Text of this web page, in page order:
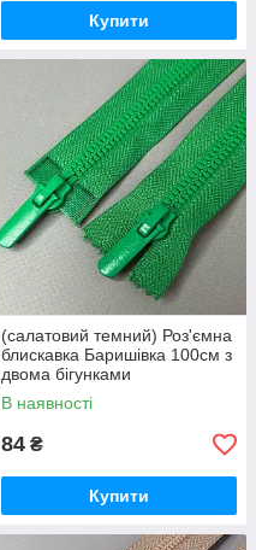
Купити
(салатовий темний) Роз'ємна
блискавка Баришівка 100см з
двома бігунками
В наявності
84 ₴
Купити